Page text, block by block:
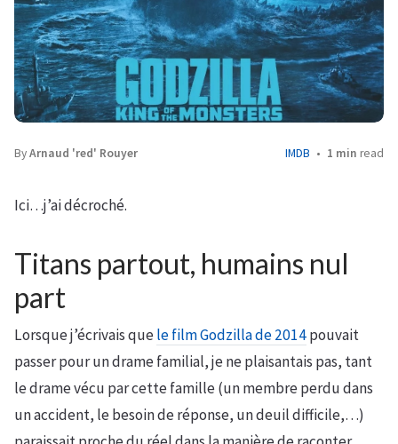
ByArnaud 'red' Rouyer IMDB 1 min read
Ici…j’ai décroché.
Titans partout, humains nul
part
Lorsque j’écrivais quele film Godzilla de 2014pouvait
passer pour un drame familial, je ne plaisantais pas, tant
le drame vécu par cette famille (un membre perdu dans
un accident, le besoin de réponse, un deuil difficile,…)